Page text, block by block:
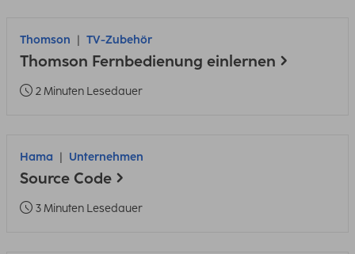
Thomson TV-Zubehör
Thomson Fernbedienung einlernen
2 Minuten Lesedauer
Hama Unternehmen
Source Code
3 Minuten Lesedauer